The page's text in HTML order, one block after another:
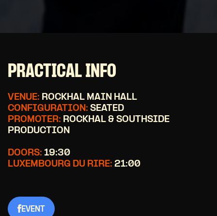
PRACTICAL INFO
VENUE: ROCKHAL MAIN HALL
CONFIGURATION: SEATED
PROMOTER: ROCKHAL & SOUTHSIDE
PRODUCTION
DOORS: 19:30
LUXEMBOURG DU RIRE: 21:00
EVENT